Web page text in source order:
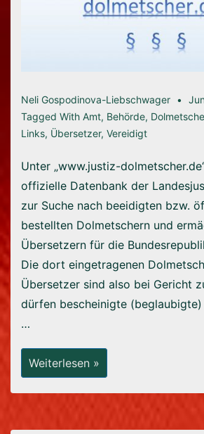
Neli Gospodinova-Liebschwager
Tagged With Amt, Behörde,
Links, Übersetzer, Vereidigt
Unter „www.justiz-
offizielle Datenbank der
zur Suche nach beeidigten bzw.
bestellten Dolmetschern und
Übersetzern für die
Die dort eingetragenen
Übersetzer sind also bei Gericht
dürfen bescheinigte
…
Datenbank
Der
Landesjustizverwaltungen
Über
Dolmetscher
Weiterlesen »